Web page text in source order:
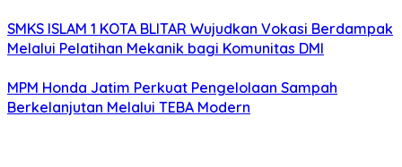
SMKS ISLAM 1 KOTA BLITAR Wujudkan Vokasi Berdampak
Melalui Pelatihan Mekanik bagi Komunitas DMI
MPM Honda Jatim Perkuat Pengelolaan Sampah
Berkelanjutan Melalui TEBA Modern